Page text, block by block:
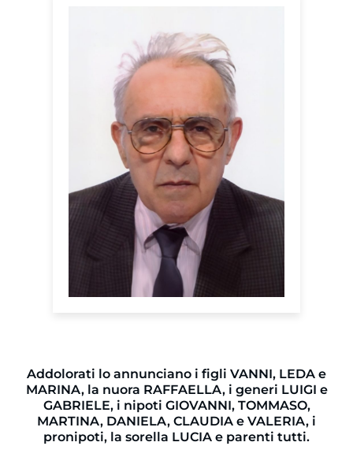
Addolorati lo annunciano i figli VANNI, LEDA e
MARINA, la nuora RAFFAELLA, i generi LUIGI e
GABRIELE, i nipoti GIOVANNI, TOMMASO,
MARTINA, DANIELA, CLAUDIA e VALERIA, i
pronipoti, la sorella LUCIA e parenti tutti.